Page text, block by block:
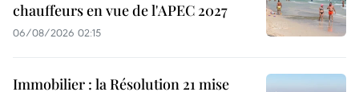
chauffeurs en vue de l'APEC 2027
06/08/2026 02:15
Immobilier : la Résolution 21 mise